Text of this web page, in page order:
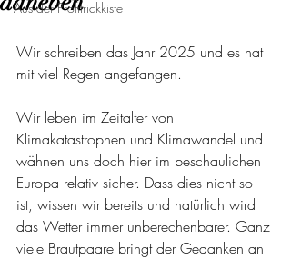
Aus der Profitrickkiste
Wir schreiben das Jahr 2025 und es hat
mit viel Regen angefangen.
Wir leben im Zeitalter von
Klimakatastrophen und Klimawandel und
wähnen uns doch hier im beschaulichen
Europa relativ sicher. Dass dies nicht so
ist, wissen wir bereits und natürlich wird
das Wetter immer unberechenbarer. Ganz
viele Brautpaare bringt der Gedanken an